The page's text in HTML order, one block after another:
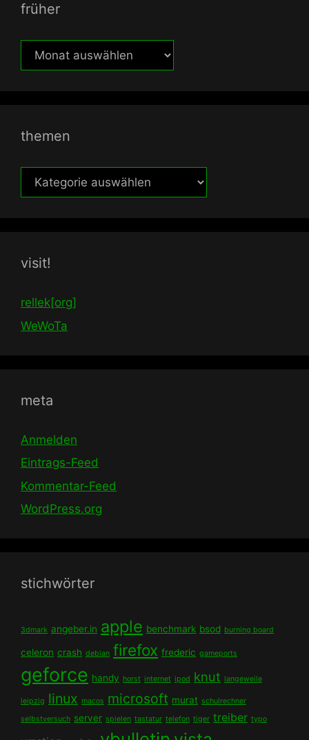
früher
früher
themen
themen
visit!
rellek[org]
WeWoTa
meta
Anmelden
Eintrags-Feed
Kommentar-Feed
WordPress.org
stichwörter
3dmark angeber.in apple benchmark bsod burning board
celeron crash debian firefox frederic gameports
geforce handy horst internet ipod knut langeweile
leipzig linux macos microsoft murat schulrechner
selbstversuch server spielen tastatur telefon tiger treiber typo